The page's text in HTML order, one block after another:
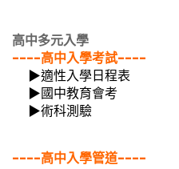
高中多元入學
----高中入學考試----
▶適性入學日程表
▶國中教育會考
▶術科測驗
----高中入學管道----